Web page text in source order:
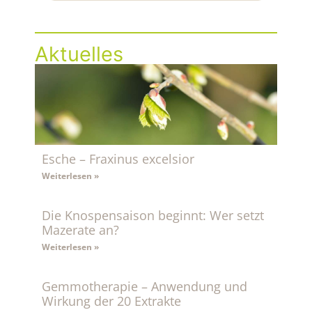
Aktuelles
Esche – Fraxinus excelsior
Weiterlesen »
Die Knospensaison beginnt: Wer setzt
Mazerate an?
Weiterlesen »
Gemmotherapie – Anwendung und
Wirkung der 20 Extrakte